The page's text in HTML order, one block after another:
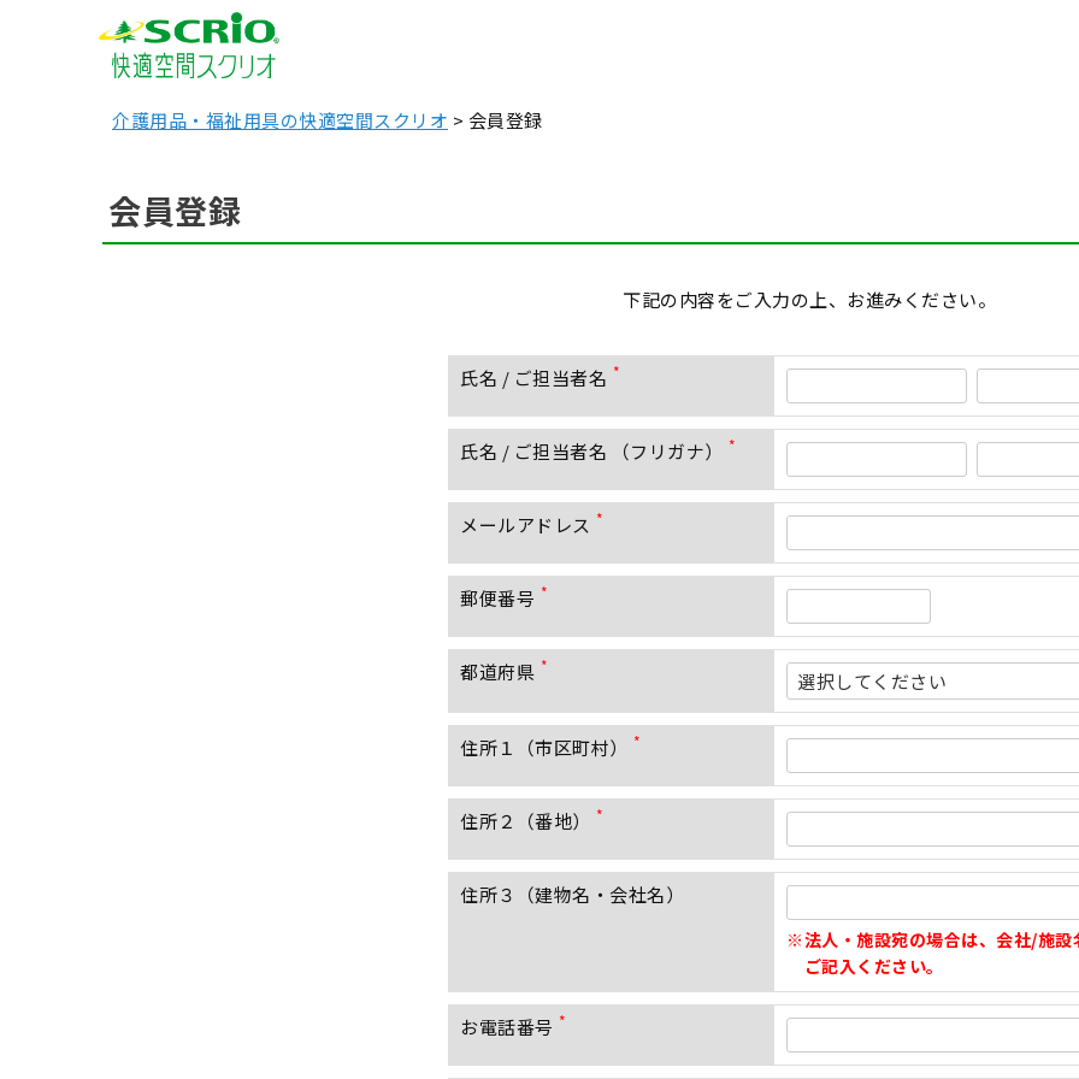
介護用品・福祉用具の快適空間スクリオ 会員登録
会員登録
下記の内容をご入力の上、お進みください。
氏名 / ご担当者名
必
須
氏名 / ご担当者名 （フリガナ）
必
須
メールアドレス
必
須
郵便番号
必
須
都道府県
必
須
)
住所１（市区町村）
必
須
住所２（番地）
必
須
)
住所３（建物名・会社名）
法人・施設宛の場合は、会社/施設
ご記入ください。
お電話番号
必